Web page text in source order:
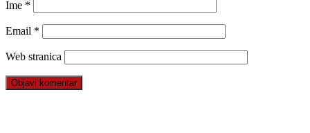
Ime *
Email *
Web stranica